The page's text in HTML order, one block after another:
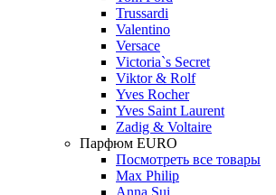
Trussardi
Valentino
Versace
Victoria`s Secret
Viktor & Rolf
Yves Rocher
Yves Saint Laurent
Zadig & Voltaire
Парфюм EURO
Посмотреть все товары
Max Philip
Anna Sui